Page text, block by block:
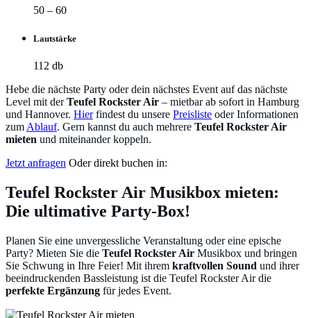
50 – 60
Lautstärke
112 db
Hebe die nächste Party oder dein nächstes Event auf das nächste
Level mit derTeufel Rockster Air – mietbar ab sofort in Hamburg
und Hannover. Hierfindest du unsere Preisliste oder Informationen
zum Ablauf. Gern kannst du auch mehrere Teufel Rockster Air
mieten und miteinander koppeln.
Jetzt anfragen Oder direkt buchen in:
Teufel Rockster Air Musikbox mieten:
Die ultimative Party-Box!
Planen Sie eine unvergessliche Veranstaltung oder eine epische
Party? Mieten Sie die Teufel Rockster Air Musikbox und bringen
Sie Schwung in Ihre Feier! Mit ihrem kraftvollen Sound und ihrer
beeindruckenden Bassleistung ist die Teufel Rockster Air die
perfekte Ergänzung für jedes Event.